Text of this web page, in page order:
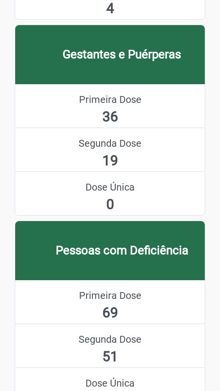
4
Gestantes e Puérperas
Primeira Dose
36
Segunda Dose
19
Dose Única
0
Pessoas com Deficiência
Primeira Dose
69
Segunda Dose
51
Dose Única